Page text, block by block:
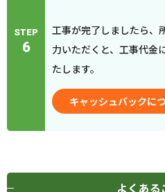
STEP
6
工事が完了しましたら、
力いただくと、工事代金
たします。
キャッシュバックに
よくある